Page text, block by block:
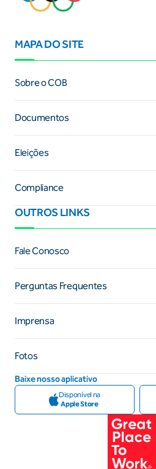
MAPA DO SITE
Sobre o COB
Documentos
Eleições
Compliance
OUTROS LINKS
Fale Conosco
Perguntas Frequentes
Imprensa
Fotos
Baixe nosso aplicativo
Disponível na
Apple Store